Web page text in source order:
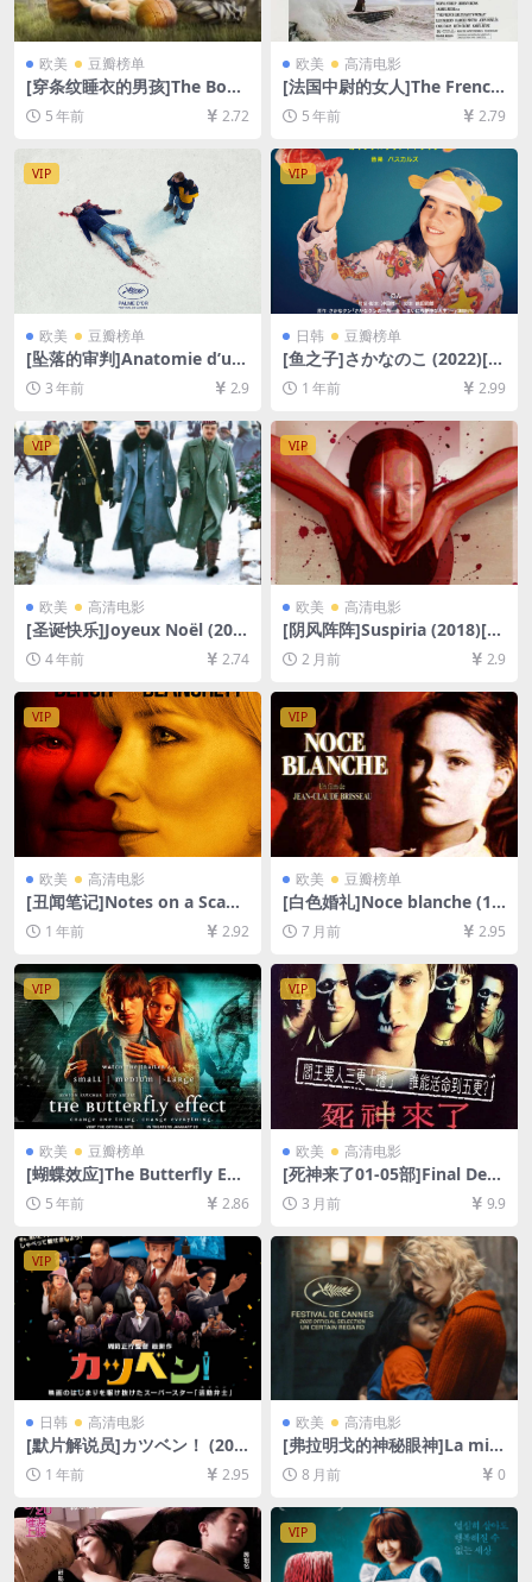
欧美 豆瓣榜单
[穿条纹睡衣的男孩]The Boy i
n the Striped Pajamas (200
8)[百度网盘+迅雷云盘资源10
80P超清未删减][MP4/6.0GB]
[中英字幕]
5 年前 2.72
欧美 高清电影
[法国中尉的女人]The French
Lieutenant’s Woman (198
1)[百度网盘+迅雷云盘资源10
80P超清未删减][MP4/7.7GB]
[中文字幕]
5 年前 2.79
VIP
欧美 豆瓣榜单
[坠落的审判]Anatomie d’un
e chute (2023)[百度网盘+夸
克网盘1080P超清未删减资源]
6GB][中文字幕]
3 年前 2.9
VIP
日韩 豆瓣榜单
[鱼之子]さかなのこ (2022)[百
度网盘+夸克网盘1080P超清
未删减资源][网盘在线播放/下
1 年前 2.99
VIP
欧美 高清电影
[圣诞快乐]Joyeux Noël (200
5)[百度网盘+迅雷云盘资源10
80P超清未删减][MP4/7.5GB]
[中文字幕]
4 年前 2.74
VIP
欧美 高清电影
[阴风阵阵]Suspiria (2018)[百
度网盘+夸克网盘1080P超清
未删减资源][网盘在线播放/下
载][MP4/10GB][中英字幕]
2 月前 2.9
VIP
欧美 高清电影
[丑闻笔记]Notes on a Scand
al (2006)[百度网盘+夸克网盘
1080P超清未删减资源][网盘
在线播放/下载][MP4/6.4GB]
[中英字幕]
1 年前 2.92
VIP
欧美 豆瓣榜单
[白色婚礼]Noce blanche (19
89)[百度网盘+夸克网盘1080P
超清未删减资源][网盘在线播
放/下载][MP4/5.5GB][中文字
幕]
7 月前 2.95
VIP
欧美 豆瓣榜单
[蝴蝶效应]The Butterfly Effe
ct (2004)导演剪辑版[百度网
盘+迅雷云盘资源1080P超清
幕]
5 年前 2.86
VIP
欧美 高清电影
[死神来了01-05部]Final Dest
ination 01-05[百度网盘+夸克
网盘1080P超清未删减资源]
GB][中英字幕]
3 月前 9.9
VIP
日韩 高清电影
[默片解说员]カツベン！ (201
9)[百度网盘+夸克网盘1080P
超清未删减资源][网盘在线播
放/下载][MP4/8.3GB][中文字
幕]
1 年前 2.95
欧美 高清电影
[弗拉明戈的神秘眼神]La mist
eriosa mirada del flamenc
o (2025)[百度网盘+夸克网盘1
080P超清未删减资源][网盘在
线播放/下载][MP4/3.7GB][中
英字幕]
8 月前 0
VIP